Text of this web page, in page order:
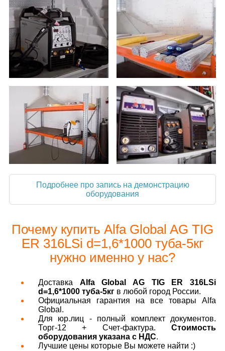
Подробнее про запись на демонстрацию
оборудования
Почему купить Alfa Global AG TIG
ER 316LSi d=1,6*1000 туба-5кг
нужно именно у нас?
Доставка Alfa Global AG TIG ER 316LSi
d=1,6*1000 туба-5кг в любой город России.
Официальная гарантия на все товары Alfa
Global.
Для юр.лиц - полный комплект документов.
Торг-12 + Счет-фактура. Стоимость
оборудования указана с НДС.
Лучшие цены которые Вы можете найти :)